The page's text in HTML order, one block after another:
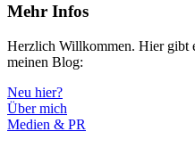
Mehr Infos
Herzlich Willkommen. Hier gibt
meinen Blog:
Neu hier?
Über mich
Medien & PR